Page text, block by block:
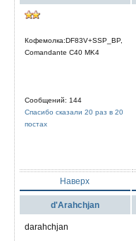
Кофемолка:DF83V+SSP_BP,
Comandante C40 MK4
Сообщений: 144
Спасибо сказали 20 раз в 20
постах
Наверх
d'Arahchjan
darahchjan